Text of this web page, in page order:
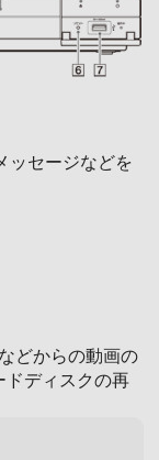
ッセージなどを
どからの動画の
ドディスクの再